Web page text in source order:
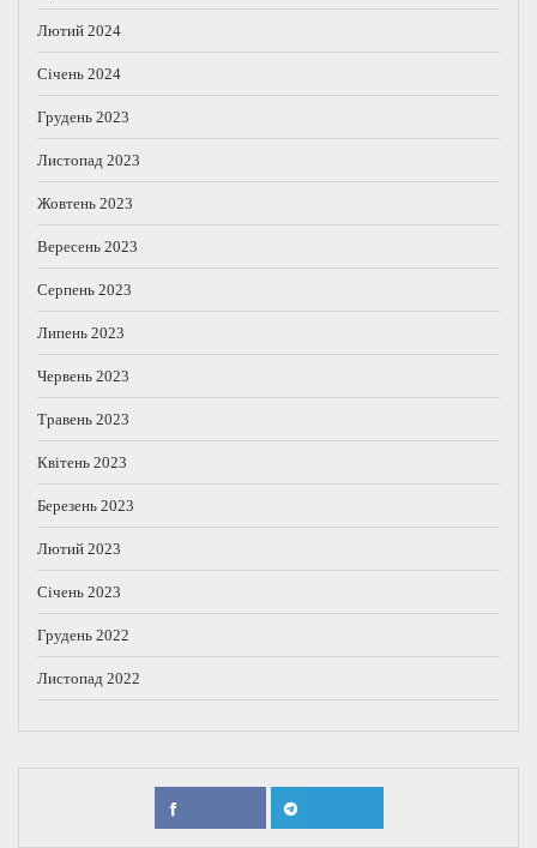
Лютий 2024
Січень 2024
Грудень 2023
Листопад 2023
Жовтень 2023
Вересень 2023
Серпень 2023
Липень 2023
Червень 2023
Травень 2023
Квітень 2023
Березень 2023
Лютий 2023
Січень 2023
Грудень 2022
Листопад 2022